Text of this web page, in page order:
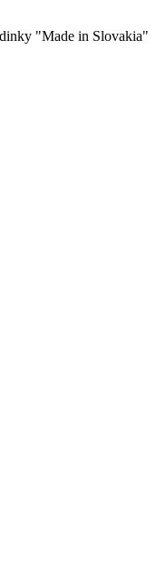
"Made in Slovakia"